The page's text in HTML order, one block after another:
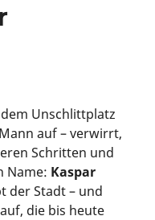
Unschlittplatz
auf – verwirrt,
Schritten und
Name: Kaspar
der Stadt – und
die bis heute